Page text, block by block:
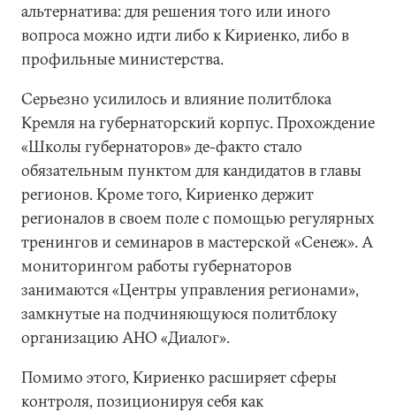
альтернатива: для решения того или иного
вопроса можно идти либо к Кириенко, либо в
профильные министерства.
Серьезно усилилось и влияние политблока
Кремля на губернаторский корпус. Прохождение
«Школы губернаторов» де-факто стало
обязательным пунктом для кандидатов в главы
регионов. Кроме того, Кириенко держит
регионалов в своем поле с помощью регулярных
тренингов и семинаров в мастерской «Сенеж». А
мониторингом работы губернаторов
занимаются «Центры управления регионами»,
замкнутые на подчиняющуюся политблоку
организацию АНО «Диалог».
Помимо этого, Кириенко расширяет сферы
контроля, позиционируя себя как